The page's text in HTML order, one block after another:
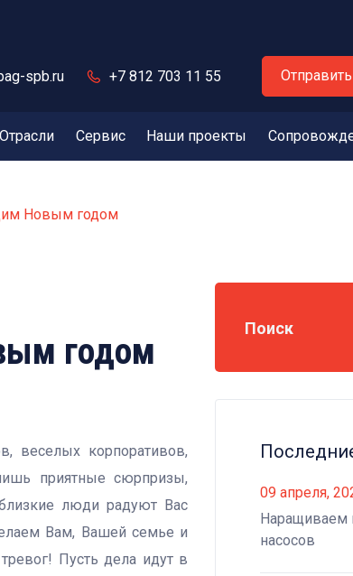
spb.ru +7 812 703 11 55
Отрасли Сервис Наши проекты
Новым годом
годом
веселых корпоративов,
приятные сюрпризы,
люди радуют Вас
Вам, Вашей семье и
Пусть дела идут в
Поиск
09 апреля,
Наращиваем
насосов